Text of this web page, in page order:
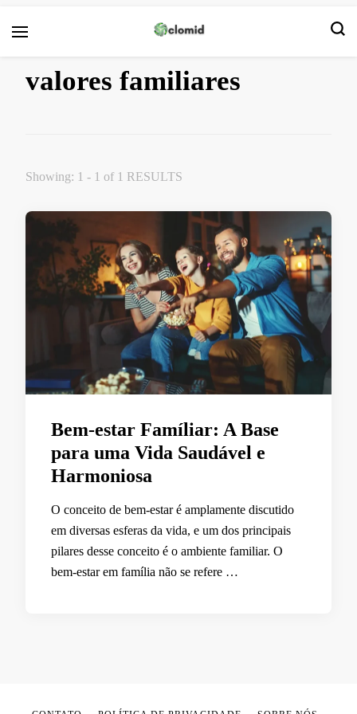
valores familiares
Showing: 1 - 1 of 1 RESULTS
Bem-estar Famíliar: A Base
para uma Vida Saudável e
Harmoniosa
O conceito de bem-estar é amplamente discutido
em diversas esferas da vida, e um dos principais
pilares desse conceito é o ambiente familiar. O
bem-estar em família não se refere …